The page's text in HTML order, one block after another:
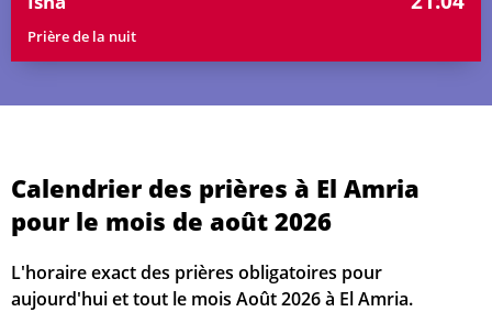
Prière de la nuit
Calendrier des prières à El Amria
pour le mois de août 2026
L'horaire exact des prières obligatoires pour
aujourd'hui et tout le mois Août 2026 à El Amria.
02, Di 05:11 06:13 13:10 16:57 20:07